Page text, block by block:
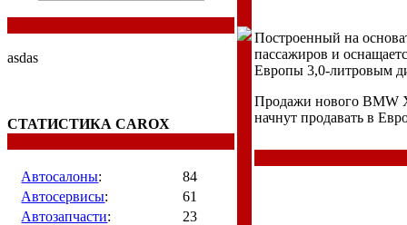
asdas
СТАТИСТИКА CAROX
Автосалоны:
84
Автосервисы:
61
Автозапчасти:
23
Построенный на
пассажиров и
Европы 3,0-литровым
Продажи нового BMW
начнут продавать в